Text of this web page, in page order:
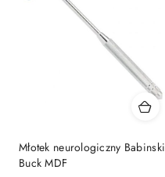
Młotek neurologiczny Babinski
Buck MDF